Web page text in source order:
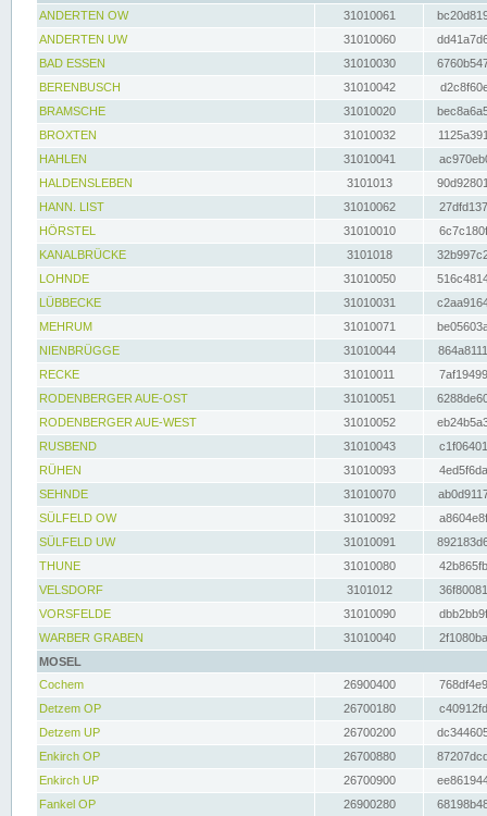
ANDERTEN OW
31010061
ANDERTEN UW
31010060
BAD ESSEN
31010030
BERENBUSCH
31010042
BRAMSCHE
31010020
BROXTEN
31010032
HAHLEN
31010041
HALDENSLEBEN
3101013
HANN. LIST
31010062
HÖRSTEL
31010010
KANALBRÜCKE
3101018
LOHNDE
31010050
LÜBBECKE
31010031
MEHRUM
31010071
NIENBRÜGGE
31010044
RECKE
31010011
RODENBERGER AUE-OST
31010051
RODENBERGER AUE-WEST
31010052
RUSBEND
31010043
RÜHEN
31010093
SEHNDE
31010070
SÜLFELD OW
31010092
SÜLFELD UW
31010091
THUNE
31010080
VELSDORF
3101012
VORSFELDE
31010090
WARBER GRABEN
31010040
MOSEL
Cochem
26900400
Detzem OP
26700180
Detzem UP
26700200
Enkirch OP
26700880
Enkirch UP
26700900
Fankel OP
26900280